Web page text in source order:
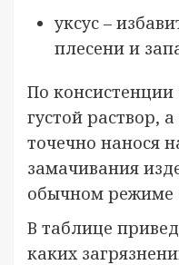
уксус –
плесени и
По
густой раствор,
точечно нанося
замачивания
обычном режиме
В таблице
каких